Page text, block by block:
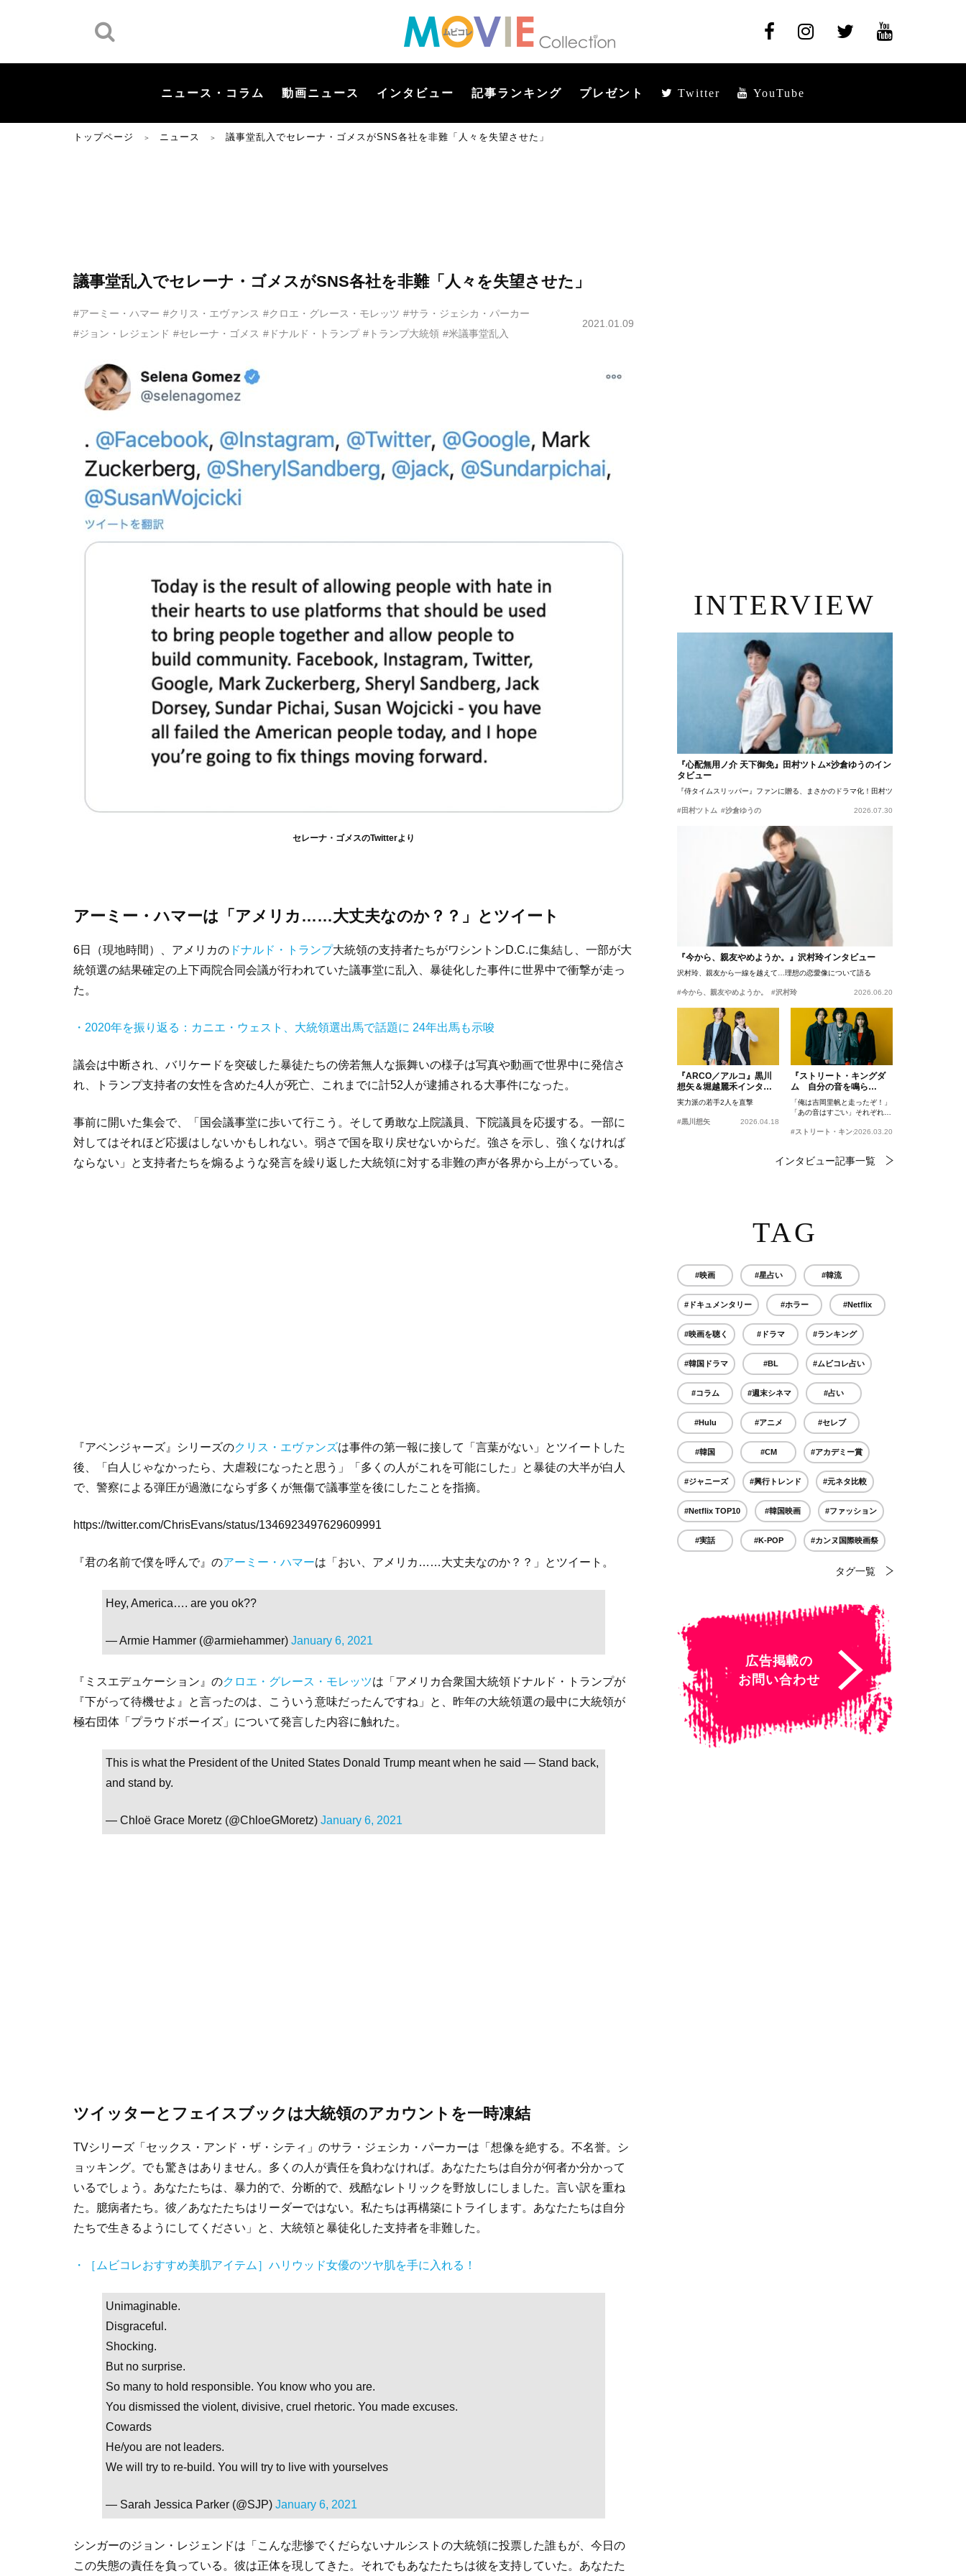
ニュース・コラム 動画ニュース インタビュー 記事ランキング プレゼント Twitter YouTube
トップページ ＞ ニュース ＞ 議事堂乱入でセレーナ・ゴメスがSNS各社を非難「人々を失望させた」
議事堂乱入でセレーナ・ゴメスがSNS各社を非難「人々を失望させた」
#アーミー・ハマー #クリス・エヴァンス #クロエ・グレース・モレッツ #サラ・ジェシカ・パーカー
#ジョン・レジェンド #セレーナ・ゴメス #ドナルド・トランプ #トランプ大統領 #米議事堂乱入
2021.01.09
セレーナ・ゴメスのTwitterより
アーミー・ハマーは「アメリカ……大丈夫なのか？？」とツイート
6日（現地時間）、アメリカの ドナルド・トランプ大統領の支持者たちがワシントンD.C.に集結し、一部が大
統領選の結果確定の上下両院合同会議が行われていた議事堂に乱入、暴徒化した事件に世界中で衝撃が走っ
た。
・2020年を振り返る：カニエ・ウェスト、大統領選出馬で話題に 24年出馬も示唆
議会は中断され、バリケードを突破した暴徒たちの傍若無人な振舞いの様子は写真や動画で世界中に発信さ
れ、トランプ支持者の女性を含めた4人が死亡、これまでに計52人が逮捕される大事件になった。
事前に開いた集会で、「国会議事堂に歩いて行こう。そして勇敢な上院議員、下院議員を応援する。一部に
対してはそれほど応援はしないかもしれない。弱さで国を取り戻せないからだ。強さを示し、強くなければ
ならない」と支持者たちを煽るような発言を繰り返した大統領に対する非難の声が各界から上がっている。
『アベンジャーズ』シリーズのクリス・エヴァンズは事件の第一報に接して「言葉がない」とツイートした
後、「白人じゃなかったら、大虐殺になったと思う」「多くの人がこれを可能にした」と暴徒の大半が白人
で、警察による弾圧が過激にならず多くが無傷で議事堂を後にしたことを指摘。
https://twitter.com/ChrisEvans/status/1346923497629609991
『君の名前で僕を呼んで』のアーミー・ハマーは「おい、アメリカ……大丈夫なのか？？」とツイート。
Hey, America…. are you ok??
— Armie Hammer (@armiehammer) January 6, 2021
『ミスエデュケーション』のクロエ・グレース・モレッツは「アメリカ合衆国大統領ドナルド・トランプが
『下がって待機せよ』と言ったのは、こういう意味だったんですね」と、昨年の大統領選の最中に大統領が
極右団体「プラウドボーイズ」について発言した内容に触れた。
This is what the President of the United States Donald Trump meant when he said — Stand back,
and stand by.
— Chloë Grace Moretz (@ChloeGMoretz) January 6, 2021
ツイッターとフェイスブックは大統領のアカウントを一時凍結
TVシリーズ「セックス・アンド・ザ・シティ」のサラ・ジェシカ・パーカーは「想像を絶する。不名誉。シ
ョッキング。でも驚きはありません。多くの人が責任を負わなければ。あなたたちは自分が何者か分かって
いるでしょう。あなたたちは、暴力的で、分断的で、残酷なレトリックを野放しにしました。言い訳を重ね
た。臆病者たち。彼／あなたたちはリーダーではない。私たちは再構築にトライします。あなたたちは自分
たちで生きるようにしてください」と、大統領と暴徒化した支持者を非難した。
・［ムビコレおすすめ美肌アイテム］ハリウッド女優のツヤ肌を手に入れる！
Unimaginable.
Disgraceful.
Shocking.
But no surprise.
So many to hold responsible. You know who you are.
You dismissed the violent, divisive, cruel rhetoric. You made excuses.
Cowards
He/you are not leaders.
We will try to re-build. You will try to live with yourselves
— Sarah Jessica Parker (@SJP) January 6, 2021
シンガーのジョン・レジェンドは「こんな悲惨でくだらないナルシストの大統領に投票した誰もが、今日の
この失態の責任を負っている。彼は正体を現してきた。それでもあなたたちは彼を支持していた。あなたた
INTERVIEW
『心配無用ノ介 天下御免』田村ツトム×沙倉ゆうのイン
タビュー
『侍タイムスリッパー』ファンに贈る、まさかのドラマ化！田村ツトム×沙倉ゆうのが語
#田村ツトム #沙倉ゆうの 2026.07.30
『今から、親友やめようか。』沢村玲インタビュー
沢村玲、親友から一線を越えて…理想の恋愛像について語る
#今から、親友やめようか。 #沢村玲 2026.06.20
『ARCO／アルコ』黒川
想矢＆堀越麗禾インタビ
ュー
実力派の若手2人を直撃
#黒川想矢 2026.04.18
『ストリート・キングダ
ム 自分の音を鳴ら
せ。』峯田和伸、若葉竜
也、吉岡里帆インタビュ
ー
「俺は吉岡里帆と走ったぞ！」
「あの音はすごい」それぞれの
#ストリート・キングダム 自分の音を鳴らせ。
2026.03.20
インタビュー記事一覧
TAG
#映画 #星占い #韓流
#ドキュメンタリー #ホラー #Netflix
#映画を聴く #ドラマ #ランキング
#韓国ドラマ #BL #ムビコレ占い
#コラム #週末シネマ #占い
#Hulu #アニメ #セレブ
#韓国 #CM #アカデミー賞
#ジャニーズ #興行トレンド #元ネタ比較
#Netflix TOP10 #韓国映画 #ファッション
#実話 #K-POP #カンヌ国際映画祭
タグ一覧
広告掲載の
お問い合わせ